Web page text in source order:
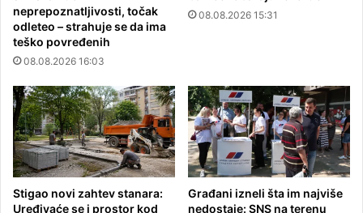
neprepoznatljivosti, točak
odleteo – strahuje se da ima
teško povređenih
08.08.2026 16:03
08.08.2026 15:31
Stigao novi zahtev stanara:
Uređivaće se i prostor kod
Građani izneli šta im najviše
nedostaje: SNS na terenu